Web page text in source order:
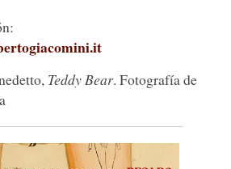
Teddy Bear. Fotografía de